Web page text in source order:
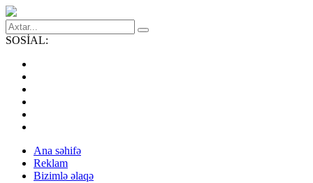
SOSİAL:
Ana səhifə
Reklam
Bizimlə əlaqə